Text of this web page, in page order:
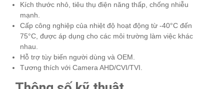
Kích thước nhỏ, tiêu thụ điện năng thấp, chống nhiễu
mạnh.
Cấp công nghiệp của nhiệt độ hoạt động từ -40°C đến
75°C, được áp dụng cho các môi trường làm việc khác
nhau.
Hỗ trợ tùy biến người dùng và OEM.
Tương thích với Camera AHD/CVI/TVI.